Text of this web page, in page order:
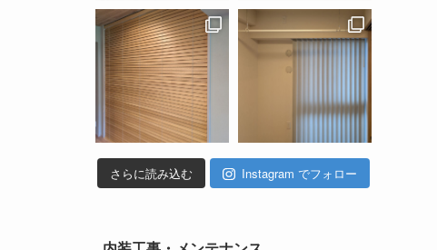
さらに読み込む Instagram でフォロー